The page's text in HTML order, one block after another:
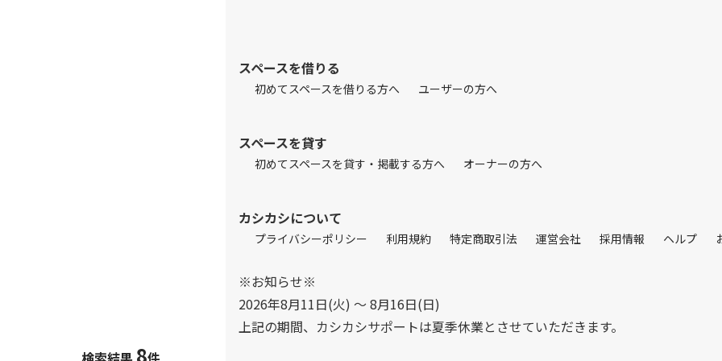
8
スペースを借りる
初めてスペースを借りる方へ ユーザーの方へ
スペースを貸す
初めてスペースを貸す・掲載する方へ オーナーの方へ
カシカシについて
プライバシーポリシー 利用規約 特定商取引法 運営会社 採用情報 ヘルプ
※お知らせ※
2026年8月11日(火) 〜 8月16日(日)
上記の期間、カシカシサポートは夏季休業とさせていただきます。